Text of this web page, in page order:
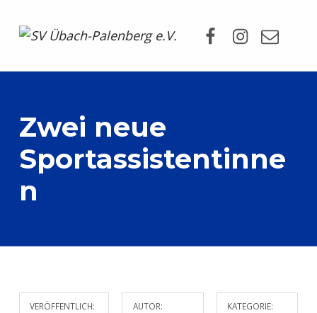
Zwei neue
Sportassistentinne
n
VERÖFFENTLICH: AUTOR: KATEGORIE: